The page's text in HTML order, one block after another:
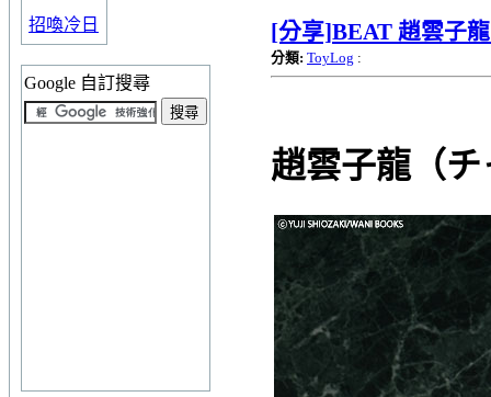
招喚冷日
Google 自訂搜尋
[分享]BEAT 趙雲子
分類: ToyLog :
趙雲子龍（